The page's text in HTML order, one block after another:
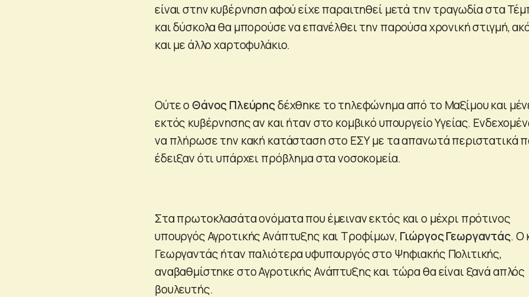
είναι στην κυβέρνηση αφού είχε παραιτηθεί μετά την τραγωδία στα
και δύσκολα θα μπορούσε να επανέλθει την παρούσα χρονική στιγμή,
και με άλλο χαρτοφυλάκιο.
Ούτε οΘάνος Πλεύρηςδέχθηκε το τηλεφώνημα από το Μαξίμου και
εκτός κυβέρνησης αν και ήταν στο κομβικό υπουργείο Υγείας.
να πλήρωσε την κακή κατάσταση στο ΕΣΥ με τα απανωτά περιστατικά
έδειξαν ότι υπάρχει πρόβλημα στα νοσοκομεία.
Στα πρωτοκλασάτα ονόματα που έμειναν εκτός και ο μέχρι πρότινος
υπουργός Αγροτικής Ανάπτυξης και Τροφίμων, Γιώργος Γεωργαντάς. Ο
Γεωργαντάς ήταν παλιότερα υφυπουργός στο Ψηφιακής Πολιτικής,
αναβαθμίστηκε στο Αγροτικής Ανάπτυξης και τώρα θα είναι ξανά απλός
βουλευτής.